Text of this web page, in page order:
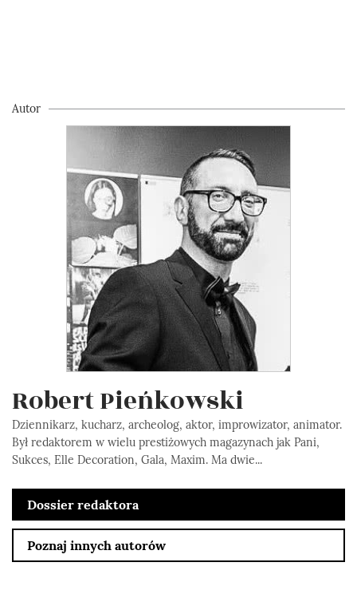
Autor
Robert Pieńkowski
Dziennikarz, kucharz, archeolog, aktor, improwizator, animator.
Był redaktorem w wielu prestiżowych magazynach jak Pani,
Sukces, Elle Decoration, Gala, Maxim. Ma dwie...
Dossier redaktora
Poznaj innych autorów